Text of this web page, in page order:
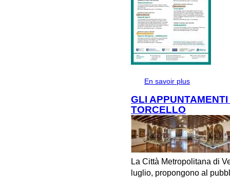
En savoir plus
GLI
TORCELLO
La Città Metropolitana di
luglio, propongono al